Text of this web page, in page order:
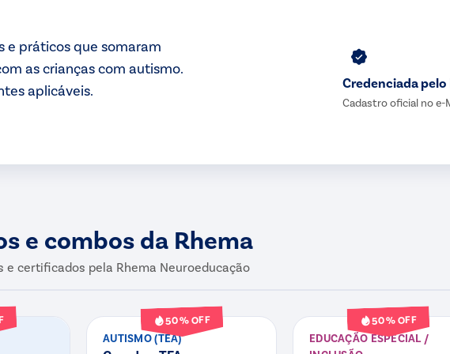
e práticos que somaram
as crianças com autismo.
aplicáveis.
Credenciada pelo
Cadastro oficial no e-
e combos da Rhema
e certificados pela Rhema Neuroeducação
50% OFF
AUTISMO (TEA)
50% OFF
EDUCAÇÃO ESPECIAL /